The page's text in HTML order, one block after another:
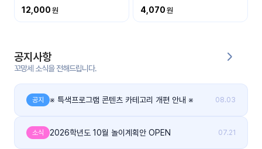
그
12,000 4,070
공지사항
꼬망세 소식을 전해드립니다.
공지 ※ 특색프로그램 콘텐츠 카테고리 개편 안내 ※ 08.03
소식 2026학년도 10월 놀이계획안 OPEN 07.21